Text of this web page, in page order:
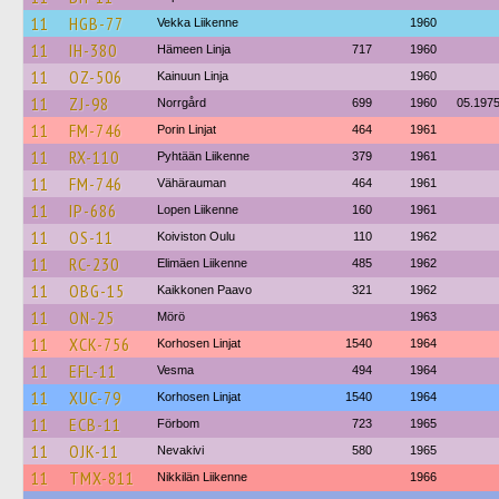
11 HGB-77 Vekka Liikenne 1960
11 IH-380 Hämeen Linja 717 1960
11 OZ-506 Kainuun Linja 1960
11 ZJ-98 Norrgård 699 1960 05.1975
11 FM-746 Porin Linjat 464 1961
11 RX-110 Pyhtään Liikenne 379 1961
11 FM-746 Vähärauman 464 1961
11 IP-686 Lopen Liikenne 160 1961
11 OS-11 Koiviston Oulu 110 1962
11 RC-230 Elimäen Liikenne 485 1962
11 OBG-15 Kaikkonen Paavo 321 1962
11 ON-25 Mörö 1963
11 XCK-756 Korhosen Linjat 1540 1964
11 EFL-11 Vesma 494 1964
11 XUC-79 Korhosen Linjat 1540 1964
11 ECB-11 Förbom 723 1965
11 OJK-11 Nevakivi 580 1965
11 TMX-811 Nikkilän Liikenne 1966